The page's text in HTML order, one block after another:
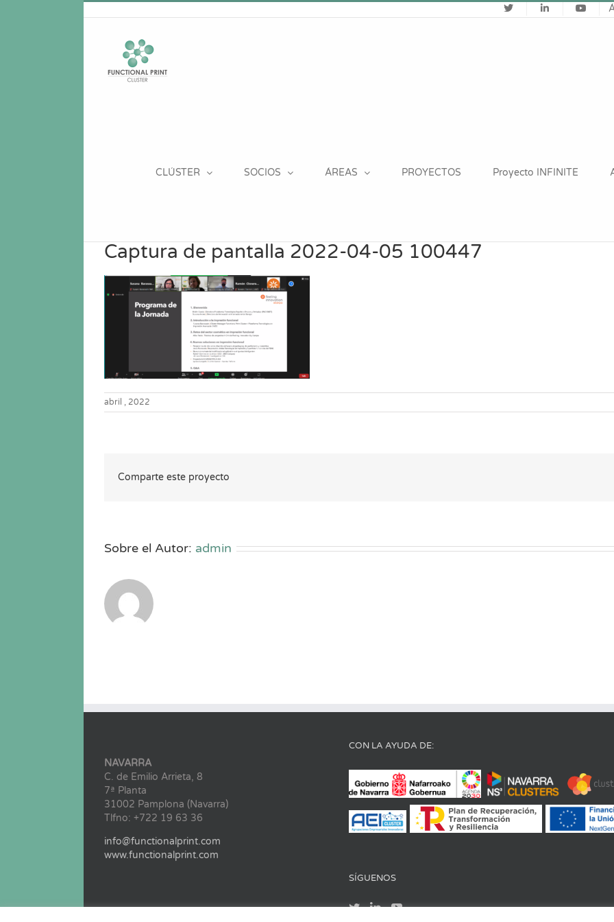
CLÚSTER SOCIOS ÁREAS PROYECTOS Proyecto INFINITE
Captura de pantalla 2022-04-05 100447
abril , 2022
Comparte este proyecto
Sobre el Autor: admin
NAVARRA
C. de Emilio Arrieta, 8
7ª Planta
31002 Pamplona (Navarra)
Tlfno: +722 19 63 36
info@functionalprint.com
www.functionalprint.com
CON LA AYUDA DE:
SÍGUENOS